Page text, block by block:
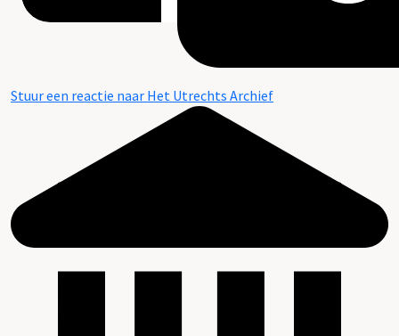
Stuur een reactie naar Het Utrechts Archief